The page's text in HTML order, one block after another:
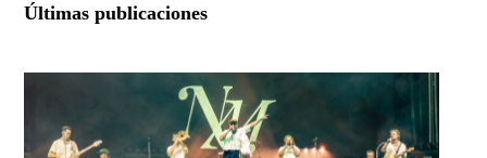
Últimas publicaciones